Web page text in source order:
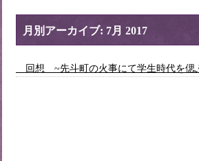
月別アーカイブ: 7月 2017
回想 ~先斗町の火事にて学生時代を偲